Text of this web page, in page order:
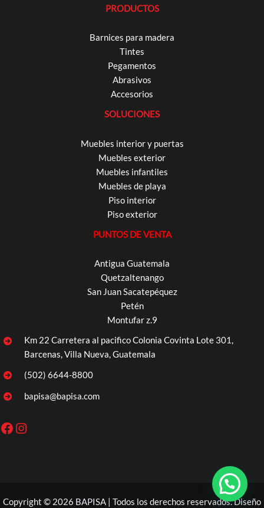
PRODUCTOS
Barnices para madera
Tintes
Pegamentos
Abrasivos
Accesorios
SOLUCIONES
Muebles interior y puertas
Muebles exterior
Muebles infantiles
Muebles de playa
Piso interior
Piso exterior
PUNTOS DE VENTA
Antigua Guatemala
Quetzaltenango
San Juan Sacatepéquez
Petén
Montufar z.9
Km 22 Carretera al pacifico Colonia Covinta Lote 301,
Barcenas, Villa Nueva, Guatemala
(502) 6644-8800
bapisa@bapisa.com
Facebook
Instagram
Copyright © 2026 BAPISA | Todos los derechos reservados. Diseño